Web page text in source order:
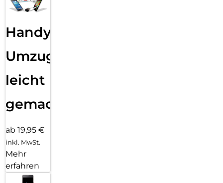
Handy
Umzug
leicht
gemacht!
ab 19,95 €
inkl. MwSt.
Mehr
erfahren